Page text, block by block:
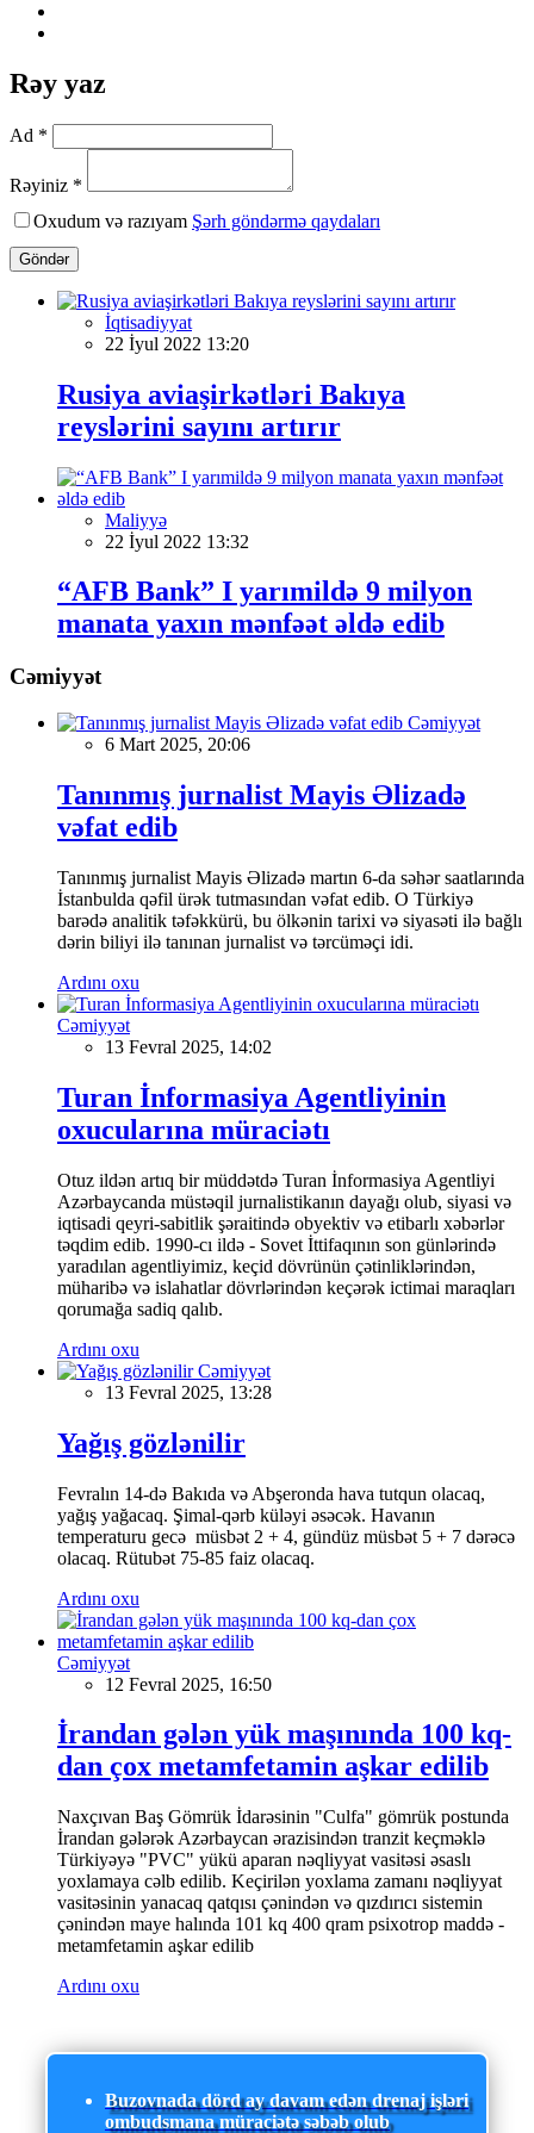
Rəy yaz
Ad *
Rəyiniz *
Oxudum və razıyam Şərh göndərmə qaydaları
Göndər
İqtisadiyyat
22 İyul 2022 13:20
Rusiya aviaşirkətləri Bakıya
reyslərini sayını artırır
Maliyyə
22 İyul 2022 13:32
“AFB Bank” I yarımildə 9 milyon
manata yaxın mənfəət əldə edib
Cəmiyyət
Cəmiyyət
6 Mart 2025, 20:06
Tanınmış jurnalist Mayis Əlizadə
vəfat edib
Tanınmış jurnalist Mayis Əlizadə martın 6-da səhər saatlarında
İstanbulda qəfil ürək tutmasından vəfat edib. O Türkiyə
barədə analitik təfəkkürü, bu ölkənin tarixi və siyasəti ilə bağlı
dərin biliyi ilə tanınan jurnalist və tərcüməçi idi.
Ardını oxu
Cəmiyyət
13 Fevral 2025, 14:02
Turan İnformasiya Agentliyinin
oxucularına müraciətı
Otuz ildən artıq bir müddətdə Turan İnformasiya Agentliyi
Azərbaycanda müstəqil jurnalistikanın dayağı olub, siyasi və
iqtisadi qeyri-sabitlik şəraitində obyektiv və etibarlı xəbərlər
təqdim edib. 1990-cı ildə - Sovet İttifaqının son günlərində
yaradılan agentliyimiz, keçid dövrünün çətinliklərindən,
müharibə və islahatlar dövrlərindən keçərək ictimai maraqları
qorumağa sadiq qalıb.
Ardını oxu
Cəmiyyət
13 Fevral 2025, 13:28
Yağış gözlənilir
Fevralın 14-də Bakıda və Abşeronda hava tutqun olacaq,
yağış yağacaq. Şimal-qərb küləyi əsəcək. Havanın
temperaturu gecə müsbət 2 + 4, gündüz müsbət 5 + 7 dərəcə
olacaq. Rütubət 75-85 faiz olacaq.
Ardını oxu
Cəmiyyət
12 Fevral 2025, 16:50
İrandan gələn yük maşınında 100 kq-
dan çox metamfetamin aşkar edilib
Naxçıvan Baş Gömrük İdarəsinin "Culfa" gömrük postunda
İrandan gələrək Azərbaycan ərazisindən tranzit keçməklə
Türkiyəyə "PVC" yükü aparan nəqliyyat vasitəsi əsaslı
yoxlamaya cəlb edilib. Keçirilən yoxlama zamanı nəqliyyat
vasitəsinin yanacaq qatqısı çənindən və qızdırıcı sistemin
çənindən maye halında 101 kq 400 qram psixotrop maddə -
metamfetamin aşkar edilib
Ardını oxu
Buzovnada dörd ay davam edən drenaj işləri
ombudsmana müraciətə səbəb olub